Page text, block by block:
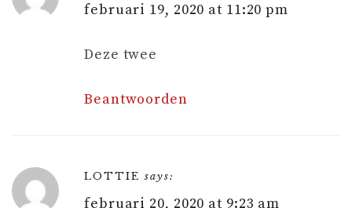
februari 19, 2020 at 11:20 pm
Deze twee
Beantwoorden
LOTTIE says:
februari 20, 2020 at 9:23 am